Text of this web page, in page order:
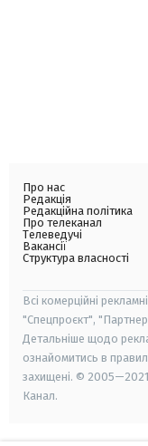
Про нас
Редакція
Редакційна політика
Про телеканал
Телеведучі
Вакансії
Структура власності
Всі комерційні
"Спецпроєкт",
Детальніше щодо
ознайомитись в
захищені. ©
Канал.